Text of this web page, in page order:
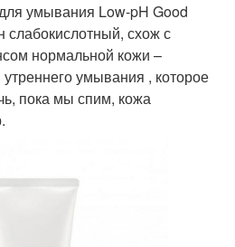
умывания Low-pH Good
слабокислотный, схож с
нормальной кожи –
умывания , которое
пока мы спим, кожа